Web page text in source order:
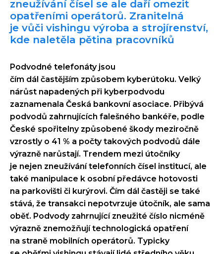
zneužívání čísel se ale daří omezit
opatřeními operátorů. Zranitelná
je vůči vishingu výroba a strojírenství,
kde naletěla pětina pracovníků
Podvodné telefonáty jsou
čím dál častějším způsobem kyberútoku. Velký
nárůst napadených při kyberpodvodu
zaznamenala Česká bankovní asociace. Přibývá
podvodů zahrnujících falešného bankéře, podle
České spořitelny způsobené škody meziročně
vzrostly o 41 % a počty takových podvodů dále
výrazně narůstají. Trendem mezi útočníky
je nejen zneužívání telefonních čísel institucí, ale
také manipulace k osobní předávce hotovosti
na parkovišti či kurýrovi. Čím dál častěji se také
stává, že transakci nepotvrzuje útočník, ale sama
oběť. Podvody zahrnující zneužité číslo nicméně
výrazně znemožňují technologická opatření
na straně mobilních operátorů. Typicky